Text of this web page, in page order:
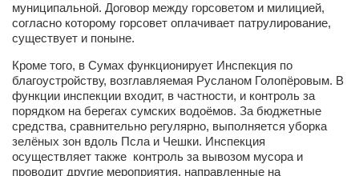
Тенториум -центр независимых дистрибьюторов
Кафе, клубы, рестораны
«Винегрет» — демократичный ресторан
«ЧАЙ — КАВА» магазин — кафе
Магазины
«CYCLE GARAGE» — магазин велосипедов
муниципальной. Договор между горсоветом и милицией,
согласно которому горсовет оплачивает патрулирование,
существует и поныне.
Кроме того, в Сумах функционирует Инспекция по
благоустройству, возглавляемая Русланом Голопёровым. В
функции инспекции входит, в частности, и контроль за
порядком на берегах сумских водоёмов. За бюджетные
средства, сравнительно регулярно, выполняется уборка
зелёных зон вдоль Псла и Чешки. Инспекция
осуществляет также контроль за вывозом мусора и
проводит другие мероприятия, направленные на